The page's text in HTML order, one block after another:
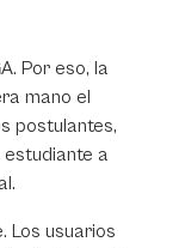
Por eso, la
mano el
postulantes,
a
Los usuarios